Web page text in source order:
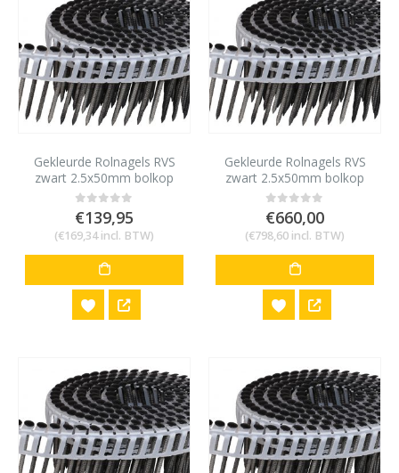
Gekleurde Rolnagels RVS
zwart 2.5x50mm bolkop
1200 stuks
0out of 5
€139,95
(€169,34incl. BTW)
Gekleurde Rolnagels RVS
zwart 2.5x50mm bolkop
6000 stuks
0out of 5
€660,00
(€798,60 incl. BTW)